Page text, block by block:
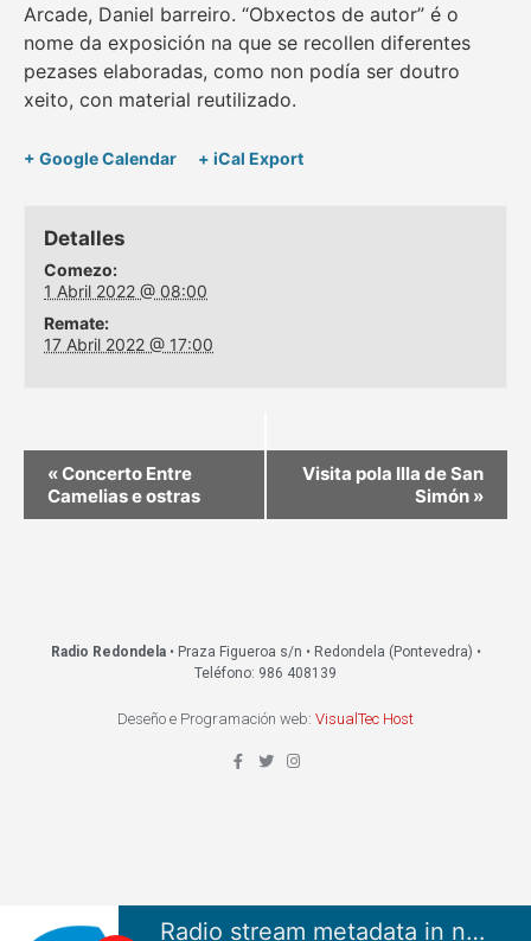
Arcade, Daniel barreiro. “Obxectos de autor” é o
nome da exposición na que se recollen diferentes
pezases elaboradas, como non podía ser doutro
xeito, con material reutilizado.
+ Google Calendar + iCal Export
Detalles
Comezo:
1 Abril 2022 @ 08:00
Remate:
17 Abril 2022 @ 17:00
«Concerto Entre
Camelias e ostras
Visita pola Illa de San
Simón »
Radio Redondela• Praza Figueroa s/n • Redondela (Pontevedra) •
Teléfono: 986 408139
Deseño e Programación web: VisualTec Host
Radio stream metadata in not available.